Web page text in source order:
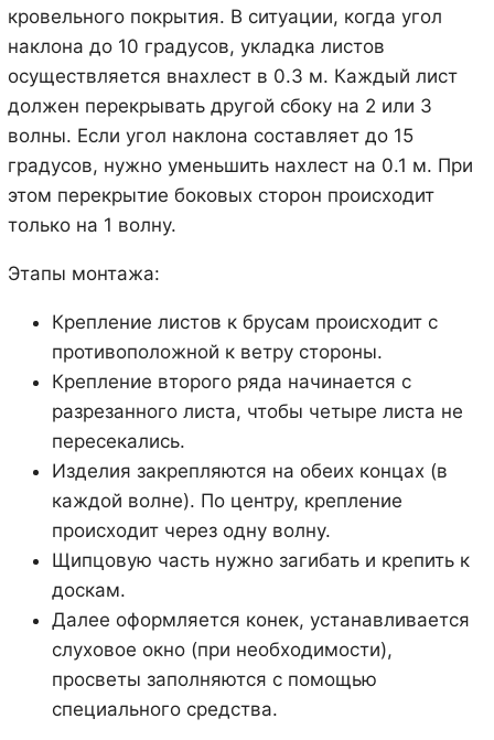
кровельного покрытия. В ситуации, когда угол
наклона до 10 градусов, укладка листов
осуществляется внахлест в 0.3 м. Каждый лист
должен перекрывать другой сбоку на 2 или 3
волны. Если угол наклона составляет до 15
градусов, нужно уменьшить нахлест на 0.1 м. При
этом перекрытие боковых сторон происходит
только на 1 волну.
Этапы монтажа:
Крепление листов к брусам происходит с
противоположной к ветру стороны.
Крепление второго ряда начинается с
разрезанного листа, чтобы четыре листа не
пересекались.
Изделия закрепляются на обеих концах (в
каждой волне). По центру, крепление
происходит через одну волну.
Щипцовую часть нужно загибать и крепить к
доскам.
Далее оформляется конек, устанавливается
слуховое окно (при необходимости),
просветы заполняются с помощью
специального средства.